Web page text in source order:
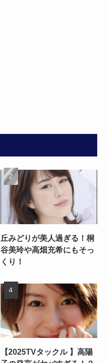
丘みどりが美人過ぎる！桐
谷美玲や高畑充希にもそっ
くり！
【2025TVタックル 】高陽